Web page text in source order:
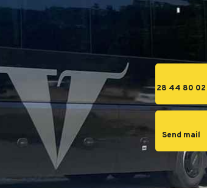
28 44 80 02
Send mail